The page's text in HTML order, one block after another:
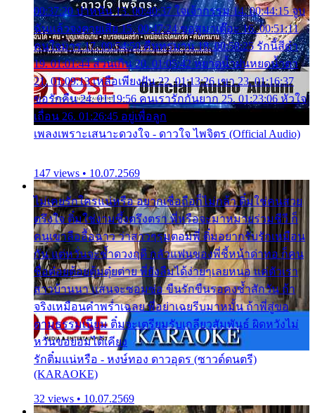
00:37:20 ปาหนัน 13. 00:40:37 ใจเจ้ากรรม 14. 00:44:15 จูบ
ฉันแล้วจงตายเสีย 15. 00:47:24 ขอสูมาเต๊อะ 16. 00:51:11
คนใจมาร 17. 00:54:50 คืนทรมาน 18. 00:58:25 รักนี้สีดำ
19. 01:01:44 ส่วนเกิน 20. 01:05:42 หยาดน้ำฝนหยดน้ำตา
21. 01:09:13 เหลือเพียงฝัน 22. 01:13:26 เขา 23. 01:16:37
ขอรักคืน 24. 01:19:56 คนเรารักกันยาก 25. 01:23:06 หัวใจ
เถื่อน 26. 01:26:45 อยู่เพื่อลูก
เพลงเพราะเสนาะดวงใจ - ดาวใจ ไพจิตร (Official Audio)
147 views • 10.07.2569
ไม่เคยรักใครแน่หรือ อยากเชื่อถือก็ไม่กล้า ติ๋มใช่คนสวย
ตรึงใจ ติ๋มใช่งามซึ้งตรึงตรา พี่หรือจะมาหมายร่วมชีวี ก็
คนเขาลืออื้อฉาว ว่าสาวๆรุมตอมพี่ ติ๋มอยากรับรักเหมือน
กัน แต่หวั่นจะช้ำดวงฤดี กลัวแฟนของพี่ชี้หน้าด่าทอ ก็คน
ชื่อต๋อยต้อยตุ้มตุ๋ยต่าย พี่ยังลืมได้ง่ายๆเลยหนอ แค่ตัวเรา
สาวบ้านนา แสนจะซอมซ่อ ขืนรักขืนรอคงช้ำสักวัน ถ้า
จริงเหมือนคำพร่ำเฉลย พี่อย่าเฉยรีบมาหมั้น ถ้าพี่สู่ขอ
ตามธรรมเนียม ติ๋มจะเตรียมรับเกลียวสัมพันธ์ ผิดหวังไม่
หวั่นขอยอมได้เคียง
รักติ๋มแน่หรือ - หงษ์ทอง ดาวอุดร (ซาวด์ดนตรี)
(KARAOKE)
32 views • 10.07.2569